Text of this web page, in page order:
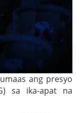
ang presyo
sa ika-apat na